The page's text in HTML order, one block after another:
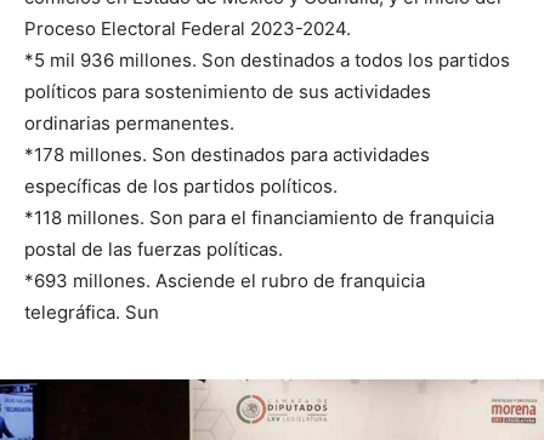
Proceso Electoral Federal 2023-2024.
*5 mil 936 millones. Son destinados a todos los partidos
políticos para sostenimiento de sus actividades
ordinarias permanentes.
*178 millones. Son destinados para actividades
específicas de los partidos políticos.
*118 millones. Son para el financiamiento de franquicia
postal de las fuerzas políticas.
*693 millones. Asciende el rubro de franquicia
telegráfica. Sun